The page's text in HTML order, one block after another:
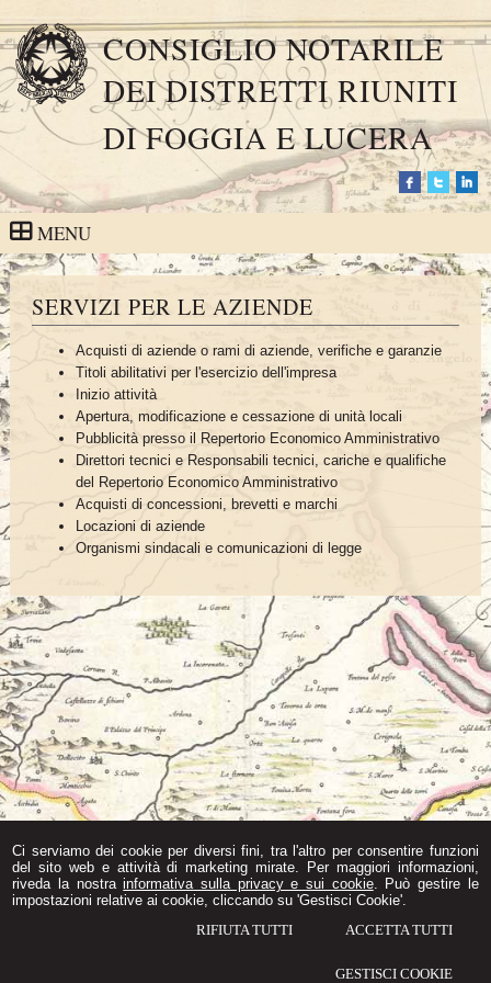
Ci serviamo dei cookie per diversi fini, tra l'altro per consentire funzioni
del sito web e attività di marketing mirate. Per maggiori informazioni,
riveda la nostrainformativa sulla privacy e sui cookie. Può gestire le
impostazioni relative ai cookie, cliccando su 'Gestisci Cookie'.
ACCETTA TUTTI
RIFIUTA TUTTI
GESTISCI COOKIE
CONSIGLIO NOTARILE
DEI DISTRETTI RIUNITI
DI FOGGIA E LUCERA
MENU
SERVIZI PER LE AZIENDE
Acquisti di aziende o rami di aziende, verifiche e garanzie
Titoli abilitativi per l'esercizio dell'impresa
Inizio attività
Apertura, modificazione e cessazione di unità locali
Pubblicità presso il Repertorio Economico Amministrativo
Direttori tecnici e Responsabili tecnici, cariche e qualifiche
del Repertorio Economico Amministrativo
Acquisti di concessioni, brevetti e marchi
Locazioni di aziende
Organismi sindacali e comunicazioni di legge